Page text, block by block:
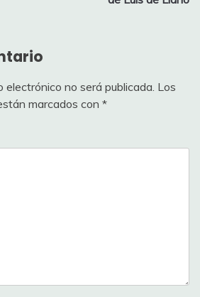
electrónico no será publicada. Los
marcados con *